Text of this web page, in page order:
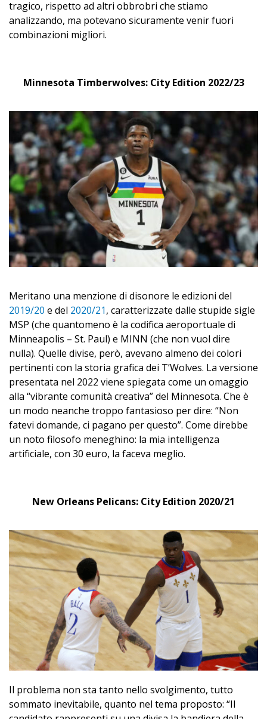
tragico, rispetto ad altri obbrobri che stiamo
analizzando, ma potevano sicuramente venir fuori
combinazioni migliori.
Minnesota Timberwolves: City Edition 2022/23
Meritano una menzione di disonore le edizioni del
2019/20 e del 2020/21, caratterizzate dalle stupide sigle
MSP (che quantomeno è la codifica aeroportuale di
Minneapolis – St. Paul) e MINN (che non vuol dire
nulla). Quelle divise, però, avevano almeno dei colori
pertinenti con la storia grafica dei T’Wolves. La versione
presentata nel 2022 viene spiegata come un omaggio
alla “vibrante comunità creativa” del Minnesota. Che è
un modo neanche troppo fantasioso per dire: “Non
fatevi domande, ci pagano per questo”. Come direbbe
un noto filosofo meneghino: la mia intelligenza
artificiale, con 30 euro, la faceva meglio.
New Orleans Pelicans: City Edition 2020/21
Il problema non sta tanto nello svolgimento, tutto
sommato inevitabile, quanto nel tema proposto: “Il